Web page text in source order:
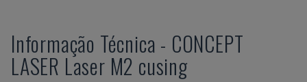
Informação Técnica - CONCEPT
LASER Laser M2 cusing